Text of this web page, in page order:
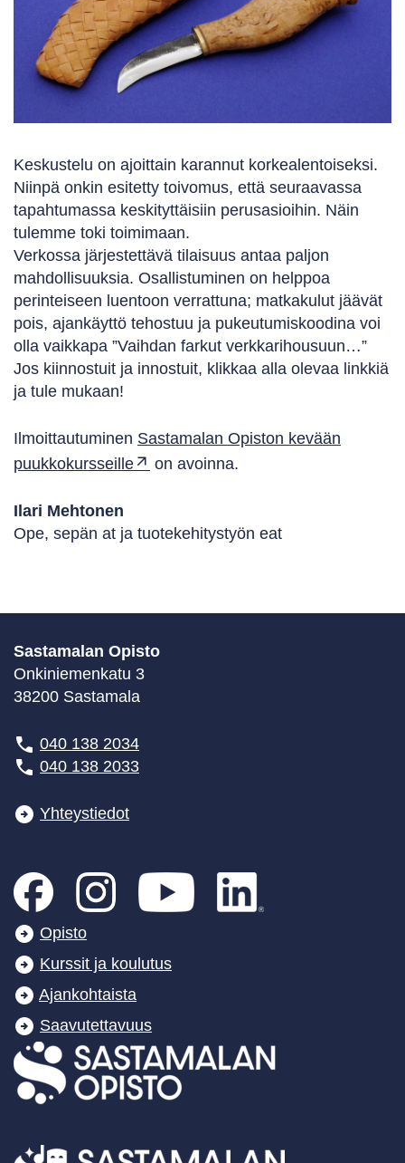
Keskustelu on ajoittain karannut korkealentoiseksi.
Niinpä onkin esitetty toivomus, että seuraavassa
tapahtumassa keskityttäisiin perusasioihin. Näin
tulemme toki toimimaan.
Verkossa järjestettävä tilaisuus antaa paljon
mahdollisuuksia. Osallistuminen on helppoa
perinteiseen luentoon verrattuna; matkakulut jäävät
pois, ajankäyttö tehostuu ja pukeutumiskoodina voi
olla vaikkapa ”Vaihdan farkut verkkarihousuun…”
Jos kiinnostuit ja innostuit, klikkaa alla olevaa linkkiä
ja tule mukaan!
Ilmoittautuminen Sastamalan Opiston kevään
puukkokursseille
on avoinna.
Ilari Mehtonen
Ope, sepän at ja tuotekehitystyön eat
Sastamalan Opisto
Onkiniemenkatu 3
38200 Sastamala
040 138 2034
040 138 2033
Yhteystiedot
Opisto
Kurssit ja koulutus
Ajankohtaista
Saavutettavuus